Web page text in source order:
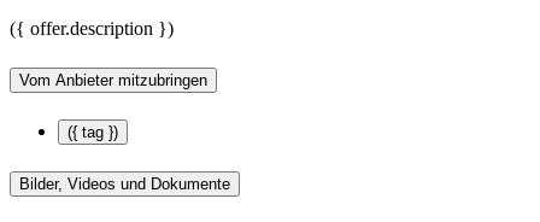
({ offer.description })
Vom Anbieter mitzubringen
({ tag })
Bilder, Videos und Dokumente